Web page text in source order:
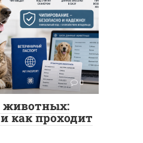
0
животных:
как проходит